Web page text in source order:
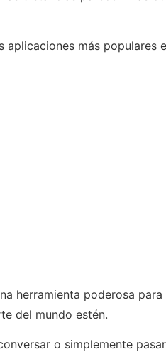
aplicaciones más
herramienta poderosa
del mundo estén.
o simplemente